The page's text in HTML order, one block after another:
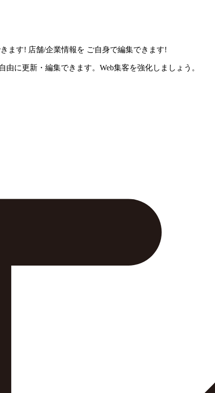
ます! 店舗/企業情報を ご自身で編集できます!
由に更新・編集できます。Web集客を強化しましょう。